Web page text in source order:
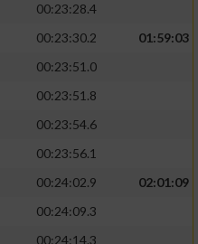
00:23:28.4
00:23:30.2
01:59:03
00:23:51.0
00:23:51.8
00:23:54.6
00:23:56.1
00:24:02.9
02:01:09
00:24:09.3
00:24:14.3